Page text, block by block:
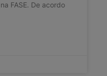
FASE. De acordo